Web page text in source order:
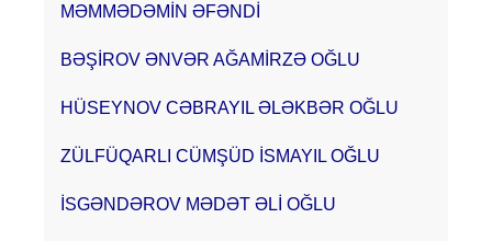
MƏMMƏDƏMİN ƏFƏNDİ
BƏŞİROV ƏNVƏR AĞAMİRZƏ OĞLU
HÜSEYNOV CƏBRAYIL ƏLƏKBƏR OĞLU
ZÜLFÜQARLI CÜMŞÜD İSMAYIL OĞLU
İSGƏNDƏROV MƏDƏT ƏLİ OĞLU